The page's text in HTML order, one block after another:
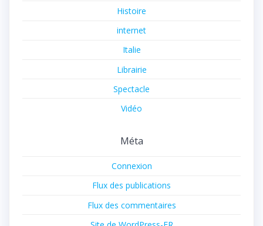
Histoire
internet
Italie
Librairie
Spectacle
Vidéo
Méta
Connexion
Flux des publications
Flux des commentaires